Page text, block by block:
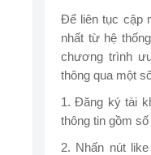
Để liên tục cập
nhất từ hệ
chương trình
thông qua một
1. Đăng ký tài
thông tin gồm
2. Nhấn nút